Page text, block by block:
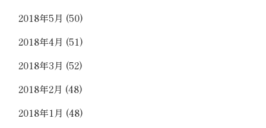
2018年5月 (50)
2018年4月 (51)
2018年3月 (52)
2018年2月 (48)
2018年1月 (48)